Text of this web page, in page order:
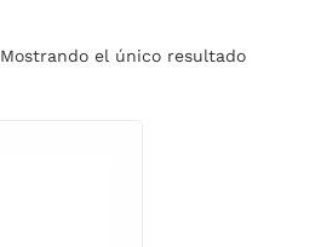
Mostrando el único resultado